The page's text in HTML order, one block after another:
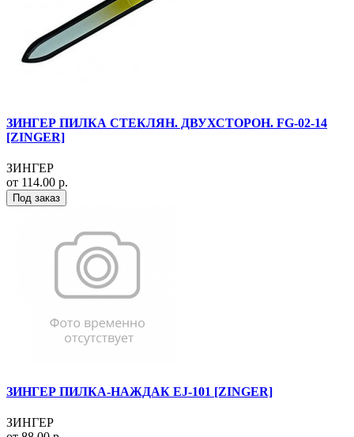
ЗИНГЕР ПИЛКА СТЕКЛЯН. ДВУХСТОРОН. FG-02-14
[ZINGER]
ЗИНГЕР
от 114.00 р.
Под заказ
ЗИНГЕР ПИЛКА-НАЖДАК EJ-101 [ZINGER]
ЗИНГЕР